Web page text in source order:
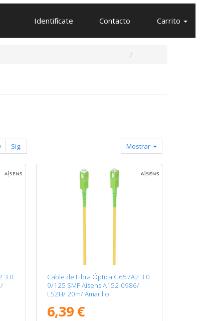
Identifícate Contacto Carrito
Sig. Mostrar
3.0
Cable de Fibra Óptica G657A2 3.0
9/125 SMF Aisens A152-0986/
LSZH/ 20m/ Amarillo
6,39 €